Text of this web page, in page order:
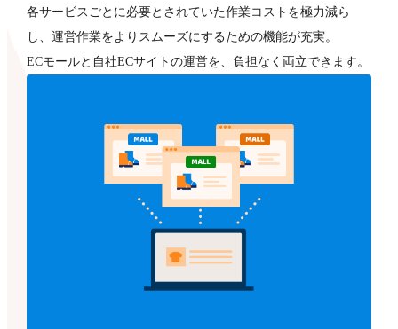
各サービスごとに必要とされていた作業コストを極力減ら
し、運営作業をよりスムーズにするための機能が充実。
ECモールと自社ECサイトの運営を、負担なく両立できます。